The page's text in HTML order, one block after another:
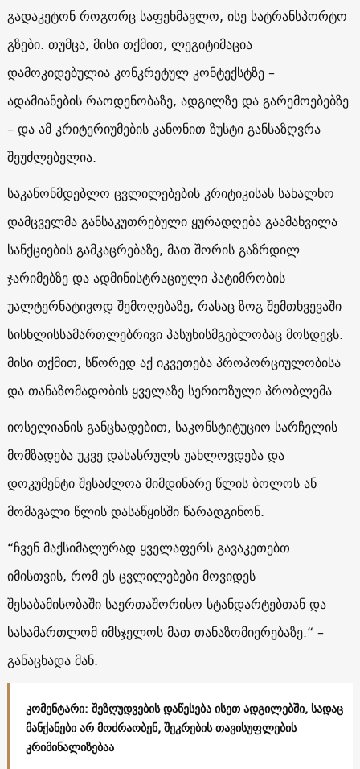
გადაკეტონ როგორც საფეხმავლო, ისე სატრანსპორტო
გზები. თუმცა, მისი თქმით, ლეგიტიმაცია
დამოკიდებულია კონკრეტულ კონტექსტზე –
ადამიანების რაოდენობაზე, ადგილზე და გარემოებებზე
– და ამ კრიტერიუმების კანონით ზუსტი განსაზღვრა
შეუძლებელია.
საკანონმდებლო ცვლილებების კრიტიკისას სახალხო
დამცველმა განსაკუთრებული ყურადღება გაამახვილა
სანქციების გამკაცრებაზე, მათ შორის გაზრდილ
ჯარიმებზე და ადმინისტრაციული პატიმრობის
უალტერნატივოდ შემოღებაზე, რასაც ზოგ შემთხვევაში
სისხლისსამართლებრივი პასუხისმგებლობაც მოსდევს.
მისი თქმით, სწორედ აქ იკვეთება პროპორციულობისა
და თანაზომადობის ყველაზე სერიოზული პრობლემა.
იოსელიანის განცხადებით, საკონსტიტუციო სარჩელის
მომზადება უკვე დასასრულს უახლოვდება და
დოკუმენტი შესაძლოა მიმდინარე წლის ბოლოს ან
მომავალი წლის დასაწყისში წარადგინონ.
“ჩვენ მაქსიმალურად ყველაფერს გავაკეთებთ
იმისთვის, რომ ეს ცვლილებები მოვიდეს
შესაბამისობაში საერთაშორისო სტანდარტებთან და
სასამართლომ იმსჯელოს მათ თანაზომიერებაზე.“ –
განაცხადა მან.
კომენტარი: შეზღუდვების დაწესება ისეთ ადგილებში, სადაც
მანქანები არ მოძრაობენ, შეკრების თავისუფლების
კრიმინალიზებაა